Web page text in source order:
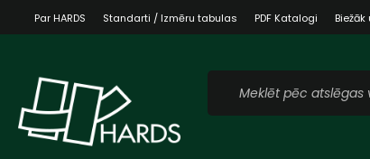
Par HARDS Standarti / Izmēru tabulas PDF Katalogi